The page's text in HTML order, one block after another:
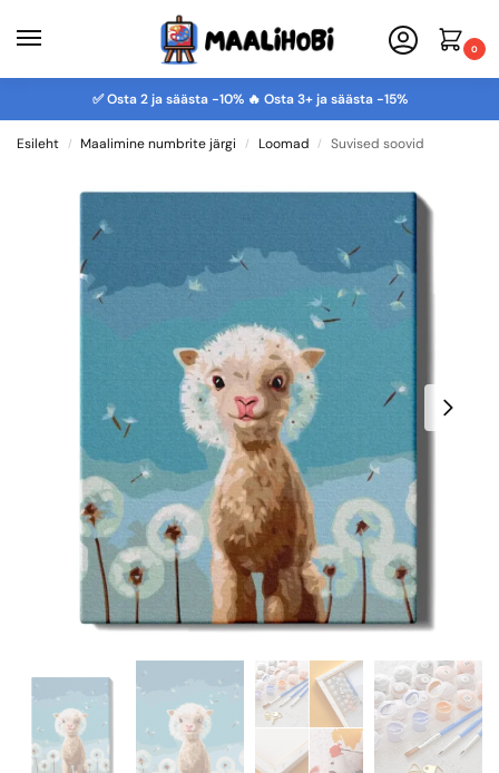
0
✅ Osta 2 ja säästa -10% 🔥 Osta 3+ ja säästa -15%
Esileht / Maalimine numbrite järgi / Loomad / Suvised soovid